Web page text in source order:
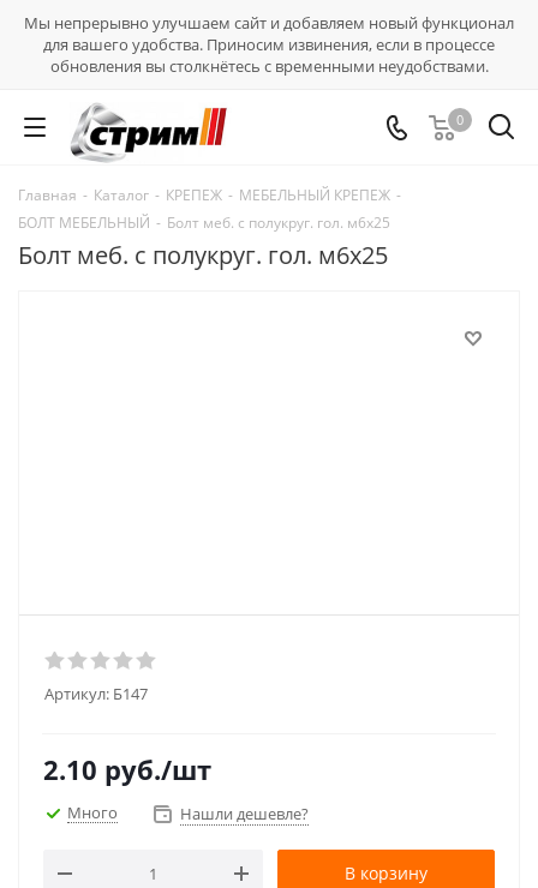
Мы непрерывно улучшаем сайт и добавляем новый функционал
для вашего удобства. Приносим извинения, если в процессе
обновления вы столкнётесь с временными неудобствами.
0
Главная - Каталог - КРЕПЕЖ - МЕБЕЛЬНЫЙ КРЕПЕЖ -
БОЛТ МЕБЕЛЬНЫЙ - Болт меб. с полукруг. гол. м6х25
Болт меб. с полукруг. гол. м6х25
Артикул: Б147
2.10 руб./шт
Много Нашли дешевле?
В корзину